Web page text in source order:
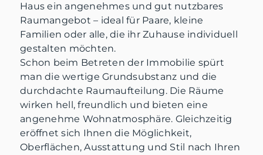
Haus ein angenehmes und gut nutzbares
Raumangebot – ideal für Paare, kleine
Familien oder alle, die ihr Zuhause individuell
gestalten möchten.
Schon beim Betreten der Immobilie spürt
man die wertige Grundsubstanz und die
durchdachte Raumaufteilung. Die Räume
wirken hell, freundlich und bieten eine
angenehme Wohnatmosphäre. Gleichzeitig
eröffnet sich Ihnen die Möglichkeit,
Oberflächen, Ausstattung und Stil nach Ihren